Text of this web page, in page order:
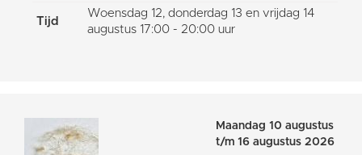
Tijd
Woensdag 12, donderdag 13 en vrijdag 14
augustus 17:00 - 20:00 uur
Maandag 10 augustus
t/m 16 augustus 2026